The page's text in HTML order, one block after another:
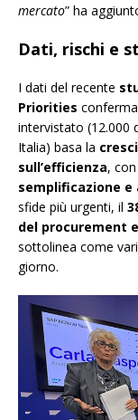
mercato” ha
Dati, rischi e
I dati del recente
Priorities
intervistato (12.000
Italia) basa la
sull’efficienza,
semplificazione
sfide più urgenti, il
del procurement
sottolinea come
giorno.